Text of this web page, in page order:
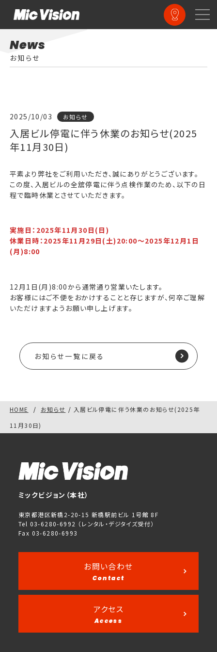
News
お知らせ
2025/10/03 お知らせ
入居ビル停電に伴う休業のお知らせ(2025
年11月30日)
平素より弊社をご利用いただき、誠にありがとうございます。
この度、入居ビルの全舘停電に伴う点検作業のため、以下の日
程で臨時休業とさせていただきます。
実施日：2025年11月30日(日)
休業日時：2025年11月29日(土)20:00～2025年12月1日
(月)8:00
12月1日(月)8:00から通常通り営業いたします。
お客様にはご不便をおかけすることと存じますが、何卒ご理解
いただけますようお願い申し上げます。
お知らせ一覧に戻る
HOME お知らせ
入居ビル停電に伴う休業のお知らせ(2025年
11月30日)
ミックビジョン（本社）
東京都港区新橋2-20-15 新橋駅前ビル 1号館 8F
Tel 03-6280-6992 （レンタル・デジタイズ受付）
Fax 03-6280-6993
お問い合わせ
Contact
アクセス
Access